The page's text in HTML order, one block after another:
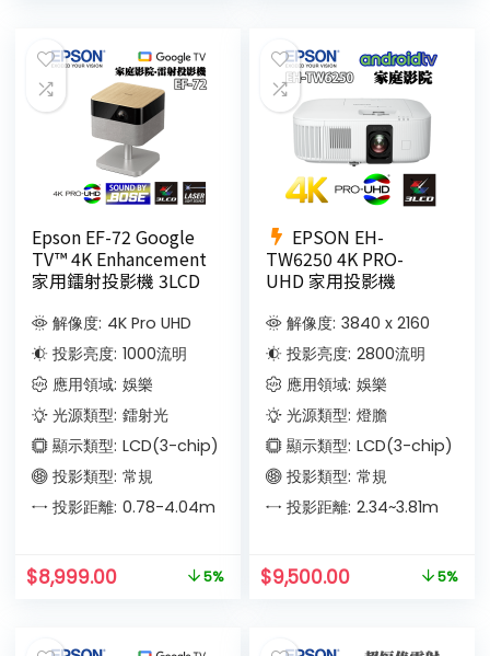
Epson EF-72 Google
TV™ 4K Enhancement
家用鐳射投影機 3LCD
解像度: 4K Pro UHD
投影亮度: 1000流明
應用領域: 娛樂
光源類型: 鐳射光
顯示類型: LCD(3-chip)
投影類型: 常規
投影距離: 0.78-4.04m
$8,999.00 5%
EPSON EH-
TW6250 4K PRO-
UHD 家用投影機
解像度: 3840 x 2160
投影亮度: 2800流明
應用領域: 娛樂
光源類型: 燈膽
顯示類型: LCD(3-chip)
投影類型: 常規
投影距離: 2.34~3.81m
$9,500.00 5%